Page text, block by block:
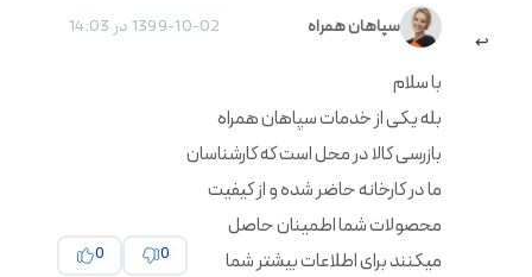
سپاهان همراه 1399-10-02 در 14:03
با سلام
بله یکی از خدمات سپاهان همراه
بازرسی کالا در محل است که کارشناسان
ما در کارخانه حاضر شده و از کیفیت
محصولات شما اطمینان حاصل
میکنند برای اطلاعات بیشتر شما
0 0